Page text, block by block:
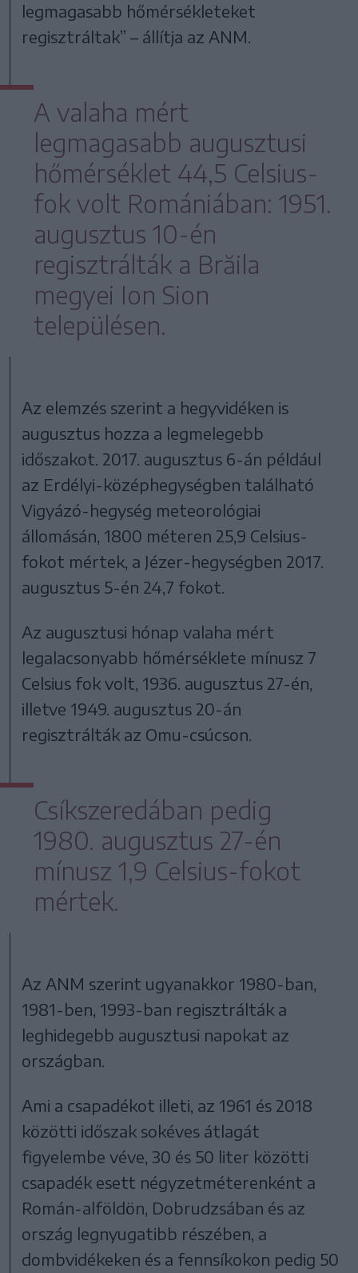
legmagasabb hőmérsékleteket
regisztráltak” – állítja az ANM.
A valaha mért
legmagasabb augusztusi
hőmérséklet 44,5 Celsius-
fok volt Romániában: 1951.
augusztus 10-én
regisztrálták a Brăila
megyei Ion Sion
településen.
Az elemzés szerint a hegyvidéken is
augusztus hozza a legmelegebb
időszakot. 2017. augusztus 6-án például
az Erdélyi-középhegységben található
Vigyázó-hegység meteorológiai
állomásán, 1800 méteren 25,9 Celsius-
fokot mértek, a Jézer-hegységben 2017.
augusztus 5-én 24,7 fokot.
Az augusztusi hónap valaha mért
legalacsonyabb hőmérséklete mínusz 7
Celsius fok volt, 1936. augusztus 27-én,
illetve 1949. augusztus 20-án
regisztrálták az Omu-csúcson.
Csíkszeredában pedig
1980. augusztus 27-én
mínusz 1,9 Celsius-fokot
mértek.
Az ANM szerint ugyanakkor 1980-ban,
1981-ben, 1993-ban regisztrálták a
leghidegebb augusztusi napokat az
országban.
Ami a csapadékot illeti, az 1961 és 2018
közötti időszak sokéves átlagát
figyelembe véve, 30 és 50 liter közötti
csapadék esett négyzetméterenként a
Román-alföldön, Dobrudzsában és az
ország legnyugatibb részében, a
dombvidékeken és a fennsíkokon pedig 50